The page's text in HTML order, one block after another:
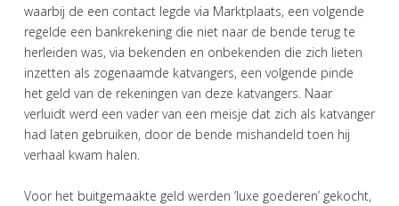
waarbij de een contact legde via Marktplaats, een volgende
regelde een bankrekening die niet naar de bende terug te
herleiden was, via bekenden en onbekenden die zich lieten
inzetten als zogenaamde katvangers, een volgende pinde
het geld van de rekeningen van deze katvangers. Naar
verluidt werd een vader van een meisje dat zich als katvanger
had laten gebruiken, door de bende mishandeld toen hij
verhaal kwam halen.
Voor het buitgemaakte geld werden ‘luxe goederen’ gekocht,